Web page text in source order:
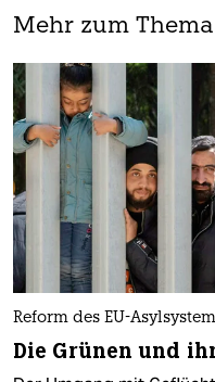
Mehr zum Thema
Reform des EU-
Die Grünen und